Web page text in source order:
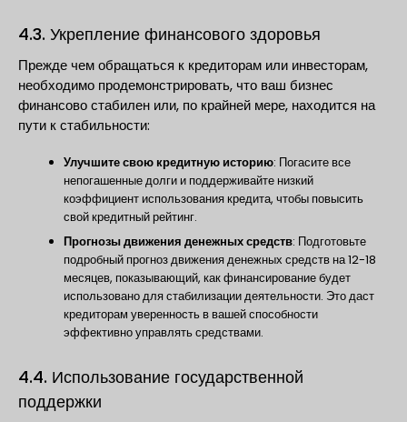
4.3. Укрепление финансового здоровья
Прежде чем обращаться к кредиторам или инвесторам,
необходимо продемонстрировать, что ваш бизнес
финансово стабилен или, по крайней мере, находится на
пути к стабильности:
Улучшите свою кредитную историю: Погасите все
непогашенные долги и поддерживайте низкий
коэффициент использования кредита, чтобы повысить
свой кредитный рейтинг.
Прогнозы движения денежных средств: Подготовьте
подробный прогноз движения денежных средств на 12-18
месяцев, показывающий, как финансирование будет
использовано для стабилизации деятельности. Это даст
кредиторам уверенность в вашей способности
эффективно управлять средствами.
4.4. Использование государственной
поддержки